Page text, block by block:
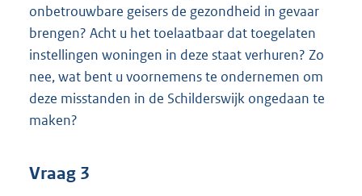
onbetrouwbare geisers de gezondheid in gevaar
brengen? Acht u het toelaatbaar dat toegelaten
instellingen woningen in deze staat verhuren? Zo
nee, wat bent u voornemens te ondernemen om
deze misstanden in de Schilderswijk ongedaan te
maken?
Vraag 3